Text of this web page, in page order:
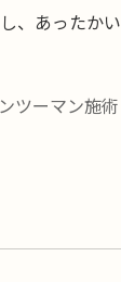
、あったかい
ツーマン施術